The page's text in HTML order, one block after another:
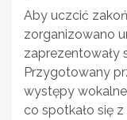
Aby uczcić
zorganizowano
zaprezentowały
Przygotowany
występy
co spotkało się